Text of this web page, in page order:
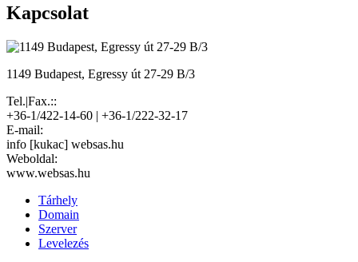
Kapcsolat
1149 Budapest, Egressy út 27-29 B/3
Tel.|Fax.::
+36-1/422-14-60 | +36-1/222-32-17
E-mail:
info [kukac] websas.hu
Weboldal:
www.websas.hu
Tárhely
Domain
Szerver
Levelezés